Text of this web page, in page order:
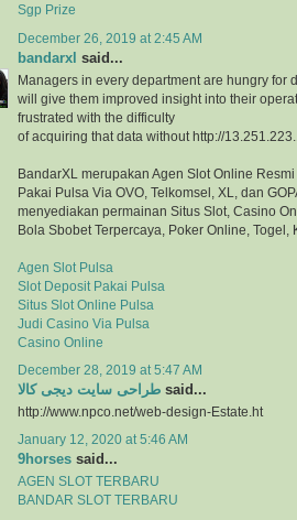
Sgp Prize
December 26, 2019 at 2:45 AM
bandarxl said...
Managers in every department are hungry for
will give them improved insight into their
frustrated with the difficulty
of acquiring that data without http://
BandarXL merupakan Agen Slot Online
Pakai Pulsa Via OVO, Telkomsel, XL, dan
menyediakan permainan Situs Slot, Casino
Bola Sbobet Terpercaya, Poker Online, Togel,
Agen Slot Pulsa
Slot Deposit Pakai Pulsa
Situs Slot Online Pulsa
Judi Casino Via Pulsa
Casino Online
December 28, 2019 at 5:47 AM
طراحی سایت دیجی کالا said...
http://www.npco.net/web-design-Estate.ht
January 12, 2020 at 5:46 AM
9horses said...
AGEN SLOT TERBARU
BANDAR SLOT TERBARU